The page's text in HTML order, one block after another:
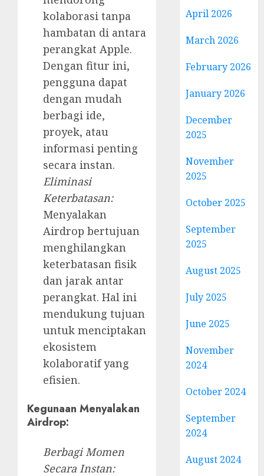
kolaborasi tanpa
hambatan di antara
perangkat Apple.
Dengan fitur ini,
pengguna dapat
dengan mudah
berbagi ide,
proyek, atau
informasi penting
secara instan.
Eliminasi
Keterbatasan:
Menyalakan
Airdrop bertujuan
menghilangkan
keterbatasan fisik
dan jarak antar
perangkat. Hal ini
mendukung tujuan
untuk menciptakan
ekosistem
kolaboratif yang
efisien.
Kegunaan Menyalakan
Airdrop:
Berbagi Momen
Secara Instan:
April 2026
March 2026
February 2026
January 2026
December
2025
November
2025
October 2025
September
2025
August 2025
July 2025
June 2025
November
2024
October 2024
September
2024
August 2024